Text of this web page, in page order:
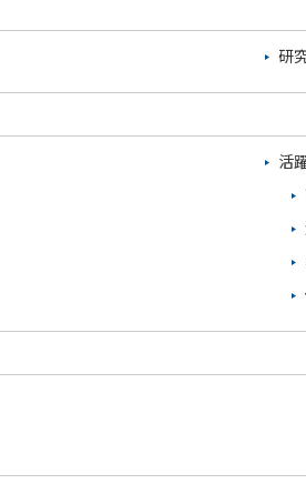
研
活